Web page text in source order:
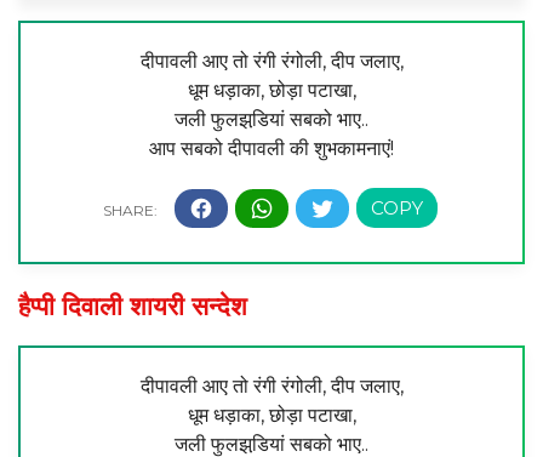
दीपावली आए तो रंगी रंगोली, दीप जलाए,
धूम धड़ाका, छोड़ा पटाखा,
जली फुलझडि़यां सबको भाए..
आप सबको दीपावली की शुभकामनाएं!
हैप्पी दिवाली शायरी सन्देश
दीपावली आए तो रंगी रंगोली, दीप जलाए,
धूम धड़ाका, छोड़ा पटाखा,
जली फुलझडि़यां सबको भाए..